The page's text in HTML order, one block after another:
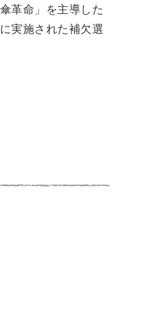
革命」を主導した
実施された補欠選